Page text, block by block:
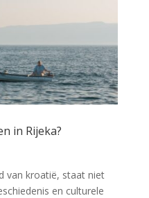
in Rijeka?
van kroatië, staat niet
en culturele